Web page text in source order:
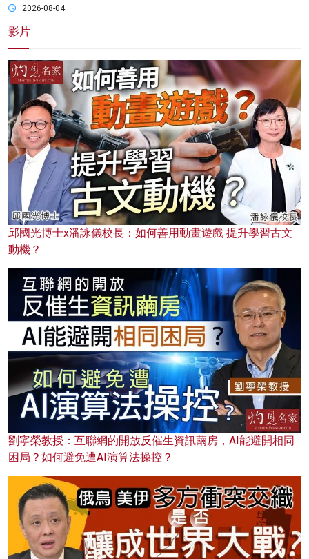
2026-08-04
影片
邱國光博士x潘詠儀校長：如何善用動畫遊戲 提升學習古文
動機？
劉寧榮教授：互聯網的開放反催生資訊繭房，AI能避開相同
困局？如何避免遭AI演算法操控？